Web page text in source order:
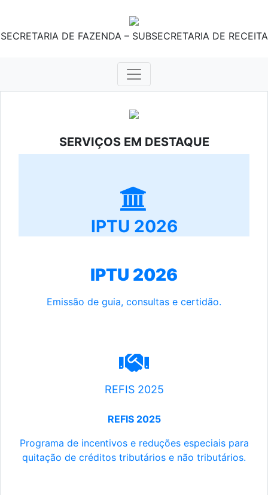
SECRETARIA DE FAZENDA – SUBSECRETARIA DE RECEITA
SERVIÇOS EM DESTAQUE
IPTU 2026
IPTU 2026
Emissão de guia, consultas e certidão.
REFIS 2025
REFIS 2025
Programa de incentivos e reduções especiais para
quitação de créditos tributários e não tributários.